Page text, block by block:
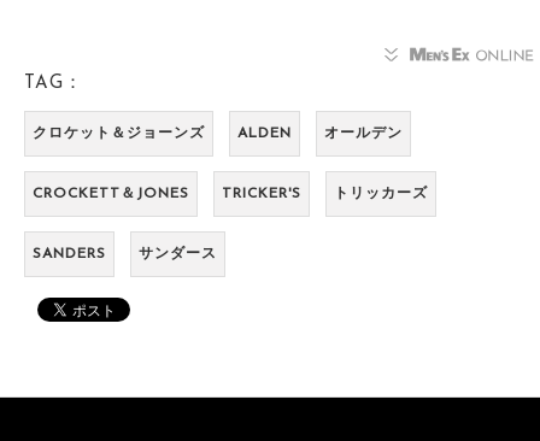
TAG：
クロケット＆ジョーンズ ALDEN オールデン
CROCKETT＆JONES TRICKER'S トリッカーズ
SANDERS サンダース